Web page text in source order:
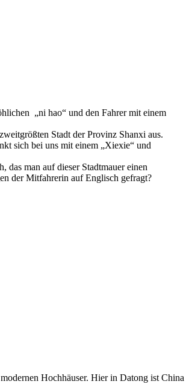
„ni hao“ und den Fahrer mit einem
Stadt der Provinz Shanxi aus.
sich bei uns mit einem „Xiexie“ und
man auf dieser Stadtmauer einen
der Mitfahrerin auf Englisch gefragt?
Hochhäuser. Hier in Datong ist China